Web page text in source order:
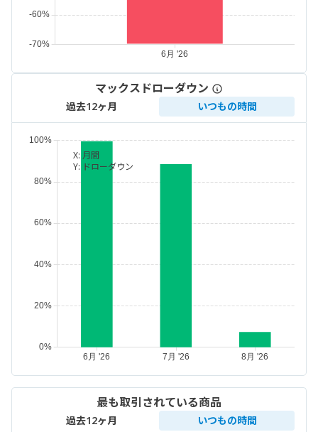
マックスドローダウン
過去12ヶ月 いつもの時間
X: 月間
Y: ドローダウン
最も取引されている商品
過去12ヶ月 いつもの時間